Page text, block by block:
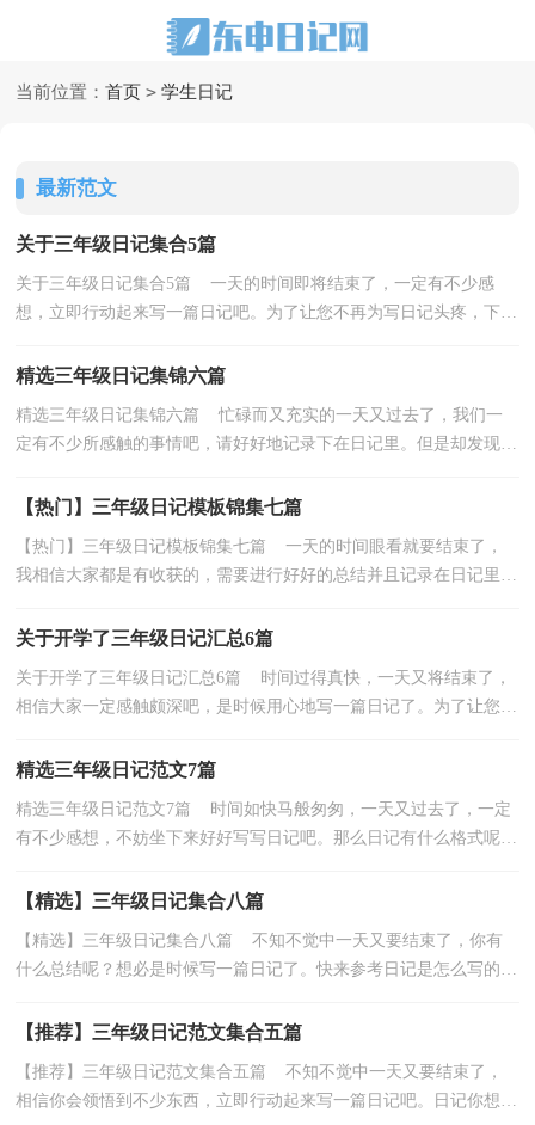
当前位置：首页 > 学生日记
最新范文
关于三年级日记集合5篇
关于三年级日记集合5篇 一天的时间即将结束了，一定有不少感
想，立即行动起来写一篇日记吧。为了让您不再为写日记头疼，下面
精选三年级日记集锦六篇
精选三年级日记集锦六篇 忙碌而又充实的一天又过去了，我们一
定有不少所感触的事情吧，请好好地记录下在日记里。但是却发现不
【热门】三年级日记模板锦集七篇
【热门】三年级日记模板锦集七篇 一天的时间眼看就要结束了，
我相信大家都是有收获的，需要进行好好的总结并且记录在日记里
关于开学了三年级日记汇总6篇
关于开学了三年级日记汇总6篇 时间过得真快，一天又将结束了，
相信大家一定感触颇深吧，是时候用心地写一篇日记了。为了让您不
精选三年级日记范文7篇
精选三年级日记范文7篇 时间如快马般匆匆，一天又过去了，一定
有不少感想，不妨坐下来好好写写日记吧。那么日记有什么格式呢？
【精选】三年级日记集合八篇
【精选】三年级日记集合八篇 不知不觉中一天又要结束了，你有
什么总结呢？想必是时候写一篇日记了。快来参考日记是怎么写的
【推荐】三年级日记范文集合五篇
【推荐】三年级日记范文集合五篇 不知不觉中一天又要结束了，
相信你会领悟到不少东西，立即行动起来写一篇日记吧。日记你想好